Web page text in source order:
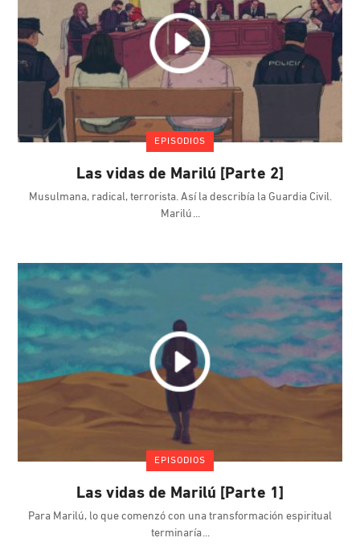
EPISODIOS
Las vidas de Marilú [Parte 2]
Musulmana, radical, terrorista. Así la describía la Guardia Civil.
Marilú
EPISODIOS
Las vidas de Marilú [Parte 1]
Para Marilú, lo que comenzó con una transformación espiritual
terminaría